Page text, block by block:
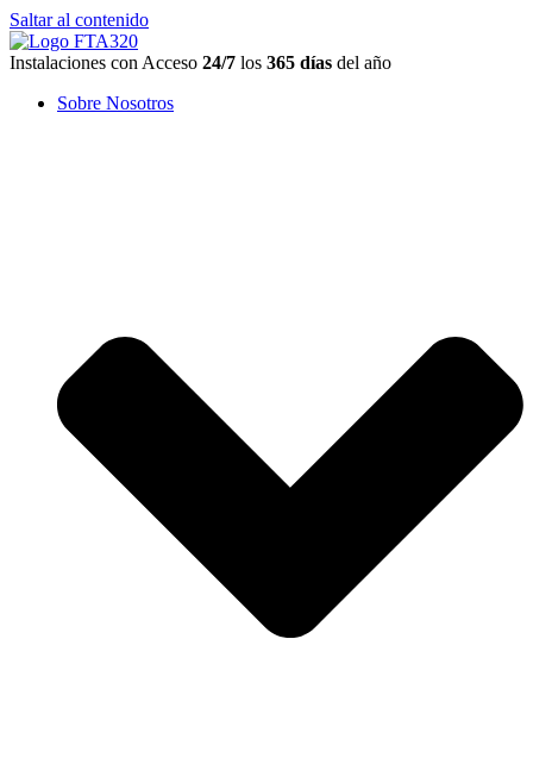
Saltar al contenido
Instalaciones con Acceso 24/7 los 365 días del año
Sobre Nosotros